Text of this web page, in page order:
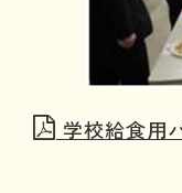
学校給食用